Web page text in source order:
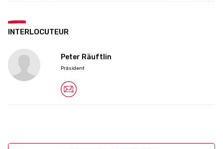
INTERLOCUTEUR
Peter Räuftlin
Präsident